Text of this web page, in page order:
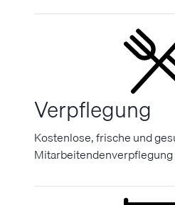
Verpflegung
Kostenlose, frische und
Mitarbeitendenverpflegung